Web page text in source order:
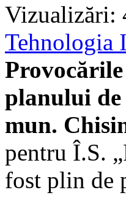
Vizualizări:
Tehnologia
planului
mun.
pentru Î.S.
fost plin de